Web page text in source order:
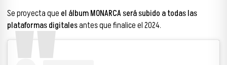
Se proyecta que el álbum MONARCA será subido a todas las
plataformas digitalesantes que finalice el 2024.